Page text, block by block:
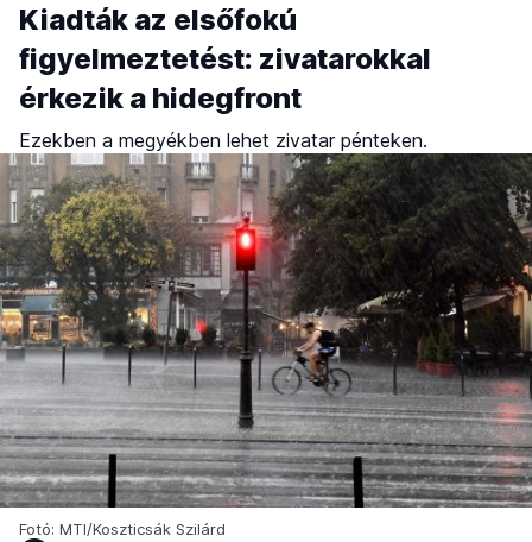
Kiadták az elsőfokú
figyelmeztetést: zivatarokkal
érkezik a hidegfront
Ezekben a megyékben lehet zivatar pénteken.
Fotó: MTI/Koszticsák Szilárd